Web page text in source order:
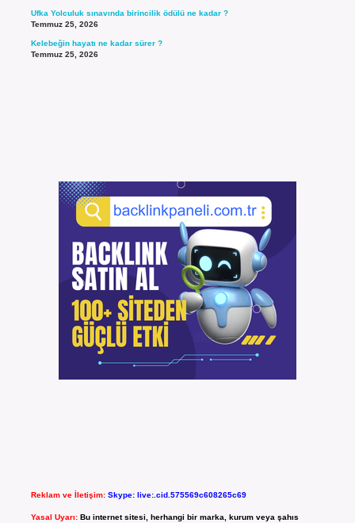
Ufka Yolculuk sınavında birincilik ödülü ne kadar ?
Temmuz 25, 2026
Kelebeğin hayatı ne kadar sürer ?
Temmuz 25, 2026
Reklam ve İletişim: Skype: live:.cid.575569c608265c69
Yasal Uyarı: Bu internet sitesi, herhangi bir marka, kurum veya şahıs